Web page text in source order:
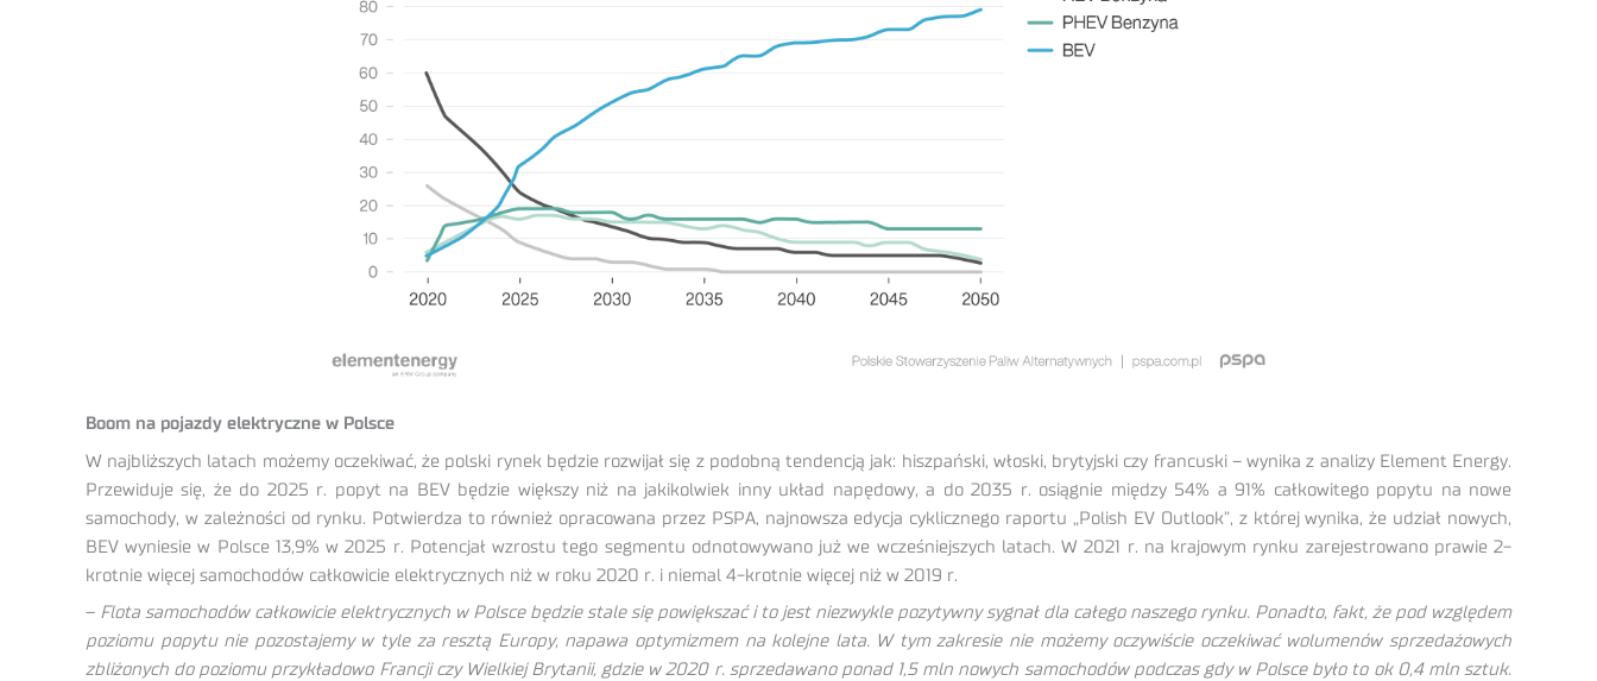
Boom na pojazdy elektryczne w Polsce
W najbliższych latach możemy oczekiwać, że polski rynek będzie rozwijał się z podobną tendencją jak: hiszpański, włoski, brytyjski czy francuski – wynika z analizy Element Energy.
Przewiduje się, że do 2025 r. popyt na BEV będzie większy niż na jakikolwiek inny układ napędowy, a do 2035 r. osiągnie między 54% a 91% całkowitego popytu na nowe
samochody, w zależności od rynku. Potwierdza to również opracowana przez PSPA, najnowsza edycja cyklicznego raportu „Polish EV Outlook”, z której wynika, że udział nowych,
BEV wyniesie w Polsce 13,9% w 2025 r. Potencjał wzrostu tego segmentu odnotowywano już we wcześniejszych latach. W 2021 r. na krajowym rynku zarejestrowano prawie 2-
krotnie więcej samochodów całkowicie elektrycznych niż w roku 2020 r. i niemal 4-krotnie więcej niż w 2019 r.
– Flota samochodów całkowicie elektrycznych w Polsce będzie stale się powiększać i to jest niezwykle pozytywny sygnał dla całego naszego rynku. Ponadto, fakt, że pod względem
poziomu popytu nie pozostajemy w tyle za resztą Europy, napawa optymizmem na kolejne lata. W tym zakresie nie możemy oczywiście oczekiwać wolumenów sprzedażowych
zbliżonych do poziomu przykładowo Francji czy Wielkiej Brytanii, gdzie w 2020 r. sprzedawano ponad 1,5 mln nowych samochodów podczas gdy w Polsce było to ok 0,4 mln sztuk.